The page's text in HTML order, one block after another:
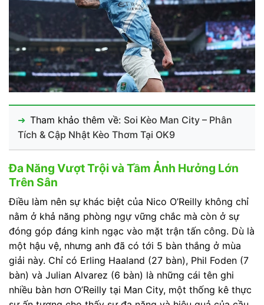
Tham khảo thêm về: Soi Kèo Man City – Phân
Tích & Cập Nhật Kèo Thơm Tại OK9
Đa Năng Vượt Trội và Tầm Ảnh Hưởng Lớn
Trên Sân
Điều làm nên sự khác biệt của Nico O’Reilly không chỉ
nằm ở khả năng phòng ngự vững chắc mà còn ở sự
đóng góp đáng kinh ngạc vào mặt trận tấn công. Dù là
một hậu vệ, nhưng anh đã có tới 5 bàn thắng ở mùa
giải này. Chỉ có Erling Haaland (27 bàn), Phil Foden (7
bàn) và Julian Alvarez (6 bàn) là những cái tên ghi
nhiều bàn hơn O’Reilly tại Man City, một thống kê thực